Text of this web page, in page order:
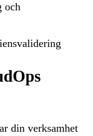
och
din verksamhet